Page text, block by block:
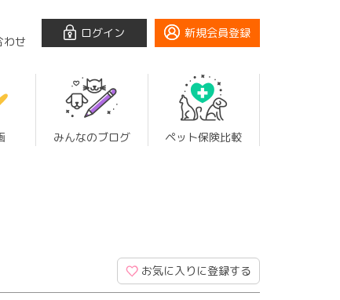
わせ
ログイン 新規会員登録
みんなのブログ ペット保険比較
お気に入りに登録する